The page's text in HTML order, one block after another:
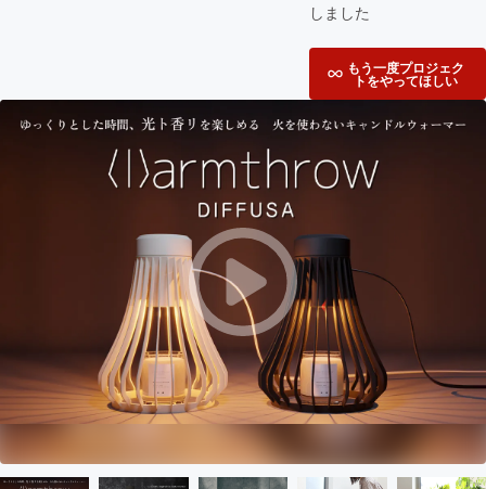
しました
もう一度プロジェク
トをやってほしい